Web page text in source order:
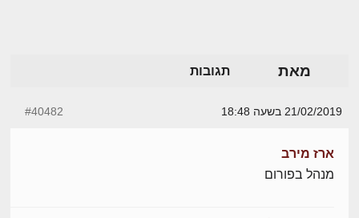
מאת תגובות
21/02/2019 בשעה 18:48 #40482
ארז מירב
מנהל בפורום